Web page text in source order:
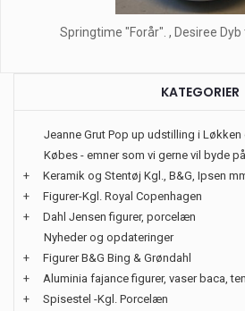
Springtime "Forår". , Desiree
KATEGORIER
Jeanne Grut Pop up udstilling i Løkken
Købes - emner som vi gerne vil byde
+
Keramik og Stentøj Kgl., B&G, Ipsen
+
Figurer-Kgl. Royal Copenhagen
+
Dahl Jensen figurer, porcelæn
Nyheder og opdateringer
+
Figurer B&G Bing & Grøndahl
+
Aluminia fajance figurer, vaser baca,
+
Spisestel -Kgl. Porcelæn